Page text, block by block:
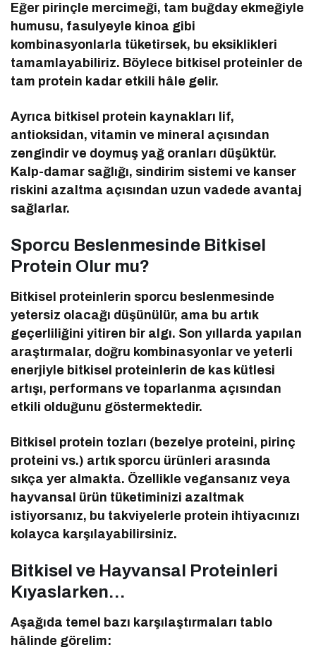
Eğer pirinçle mercimeği, tam buğday ekmeğiyle
humusu, fasulyeyle kinoa gibi
kombinasyonlarla tüketirsek, bu eksiklikleri
tamamlayabiliriz. Böylece bitkisel proteinler de
tam protein kadar etkili hâle gelir.
Ayrıca bitkisel protein kaynakları lif,
antioksidan, vitamin ve mineral açısından
zengindir ve doymuş yağ oranları düşüktür.
Kalp-damar sağlığı, sindirim sistemi ve kanser
riskini azaltma açısından uzun vadede avantaj
sağlarlar.
Sporcu Beslenmesinde Bitkisel
Protein Olur mu?
Bitkisel proteinlerin sporcu beslenmesinde
yetersiz olacağı düşünülür, ama bu artık
geçerliliğini yitiren bir algı. Son yıllarda yapılan
araştırmalar, doğru kombinasyonlar ve yeterli
enerjiyle bitkisel proteinlerin de kas kütlesi
artışı, performans ve toparlanma açısından
etkili olduğunu göstermektedir.
Bitkisel protein tozları (bezelye proteini, pirinç
proteini vs.) artık sporcu ürünleri arasında
sıkça yer almakta. Özellikle vegansanız veya
hayvansal ürün tüketiminizi azaltmak
istiyorsanız, bu takviyelerle protein ihtiyacınızı
kolayca karşılayabilirsiniz.
Bitkisel ve Hayvansal Proteinleri
Kıyaslarken…
Aşağıda temel bazı karşılaştırmaları tablo
hâlinde görelim: